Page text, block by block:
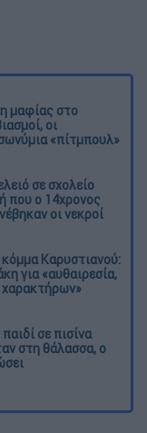
μαφίας στο
οι
«πίτμπουλ»
σε σχολείο
που ο 14χρονος
οι νεκροί
Καρυστιανού:
για «αυθαιρεσία,
σε πισίνα
στη θάλασσα, ο